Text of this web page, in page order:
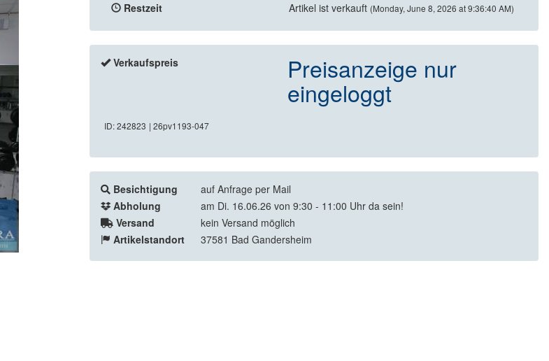
Restzeit Artikel ist verkauft (Monday, June 8, 2026 at 9:36:40 AM)
Verkaufspreis Preisanzeige nur
eingeloggt
ID: 242823 | 26pv1193-047
Besichtigung
auf Anfrage per Mail
Abholung
am Di. 16.06.26 von 9:30 - 11:00 Uhr da sein!
Versand
kein Versand möglich
Artikelstandort
37581 Bad Gandersheim